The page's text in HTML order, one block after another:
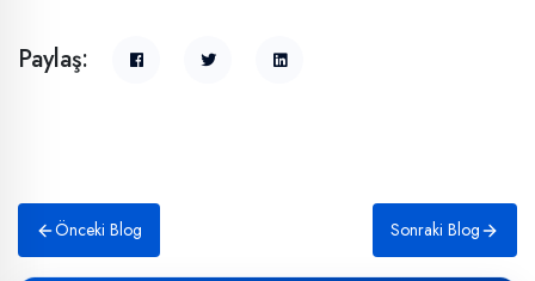
Paylaş:
Önceki Blog Sonraki Blog